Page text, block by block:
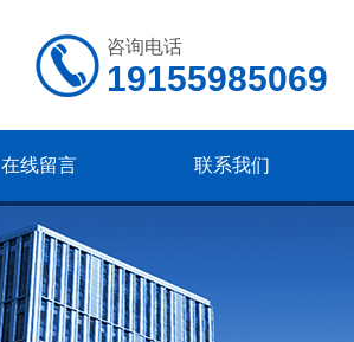
咨询电话
19155985069
在线留言 联系我们